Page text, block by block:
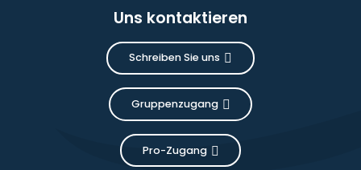
Uns kontaktieren
Schreiben Sie uns
Gruppenzugang
Pro-Zugang